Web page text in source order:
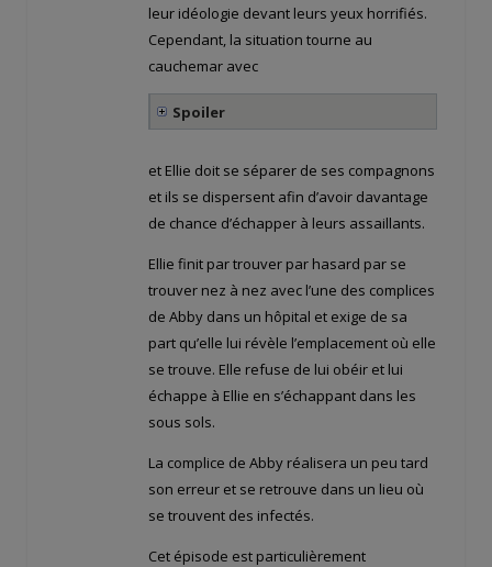
leur idéologie devant leurs yeux horrifiés.
Cependant, la situation tourne au
cauchemar avec
Spoiler
et Ellie doit se séparer de ses compagnons
et ils se dispersent afin d’avoir davantage
de chance d’échapper à leurs assaillants.
Ellie finit par trouver par hasard par se
trouver nez à nez avec l’une des complices
de Abby dans un hôpital et exige de sa
part qu’elle lui révèle l’emplacement où elle
se trouve. Elle refuse de lui obéir et lui
échappe à Ellie en s’échappant dans les
sous sols.
La complice de Abby réalisera un peu tard
son erreur et se retrouve dans un lieu où
se trouvent des infectés.
Cet épisode est particulièrement